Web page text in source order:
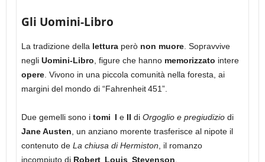
Gli Uomini-Libro
La tradizione della lettura però non muore . Sopravvive
negli Uomini‑Libro , figure che hanno memorizzato intere
opere . Vivono in una piccola comunità nella foresta, ai
margini del mondo di “Fahrenheit 451”.
Due gemelli sono i tomi I e II di Orgoglio e pregiudizio di
Jane Austen , un anziano morente trasferisce al nipote il
contenuto de La chiusa di Hermiston , il romanzo
incompiuto di Robert Louis Stevenson